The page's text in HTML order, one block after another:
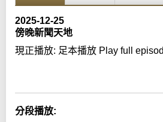
2025-12-25
傍晚新聞天地
現正播放: 足本播放 Play full
分段播放: